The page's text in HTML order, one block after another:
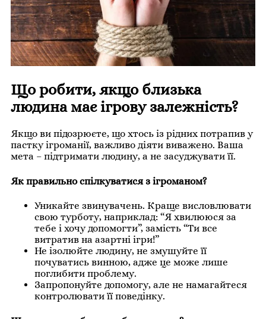
Що робити, якщо близька
людина має ігрову залежність?
Якщо ви підозрюєте, що хтось із рідних потрапив у
пастку ігроманії, важливо діяти виважено. Ваша
мета – підтримати людину, а не засуджувати її.
Як правильно спілкуватися з ігроманом?
Уникайте звинувачень. Краще висловлювати
свою турботу, наприклад: “Я хвилююся за
тебе і хочу допомогти”, замість “Ти все
витратив на азартні ігри!”
Не ізолюйте людину, не змушуйте її
почуватись винною, адже це може лише
поглибити проблему.
Запропонуйте допомогу, але не намагайтеся
контролювати її поведінку.